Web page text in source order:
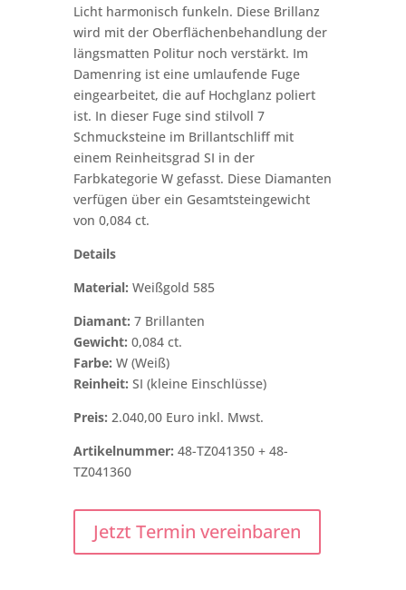
Licht harmonisch funkeln. Diese Brillanz
wird mit der Oberflächenbehandlung der
längsmatten Politur noch verstärkt. Im
Damenring ist eine umlaufende Fuge
eingearbeitet, die auf Hochglanz poliert
ist. In dieser Fuge sind stilvoll 7
Schmucksteine im Brillantschliff mit
einem Reinheitsgrad SI in der
Farbkategorie W gefasst. Diese Diamanten
verfügen über ein Gesamtsteingewicht
von 0,084 ct.
Details
Material: Weißgold 585
Diamant: 7 Brillanten
Gewicht: 0,084 ct.
Farbe: W (Weiß)
Reinheit: SI (kleine Einschlüsse)
Preis: 2.040,00 Euro inkl. Mwst.
Artikelnummer: 48-TZ041350 + 48-
TZ041360
Jetzt Termin vereinbaren